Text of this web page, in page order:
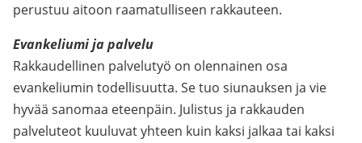
perustuu aitoon raamatulliseen rakkauteen.
Evankeliumi ja palvelu
Rakkaudellinen palvelutyö on olennainen osa
evankeliumin todellisuutta. Se tuo siunauksen ja vie
hyvää sanomaa eteenpäin. Julistus ja rakkauden
palveluteot kuuluvat yhteen kuin kaksi jalkaa tai kaksi